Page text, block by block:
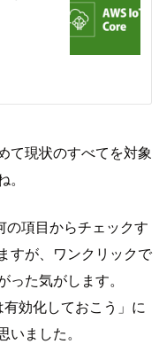
て現状のすべてを対象
の項目からチェックす
すが、ワンクリックで
た気がします。
効化しておこう」に
ました。